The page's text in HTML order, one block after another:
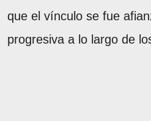
que el vínculo se fue
progresiva a lo largo de